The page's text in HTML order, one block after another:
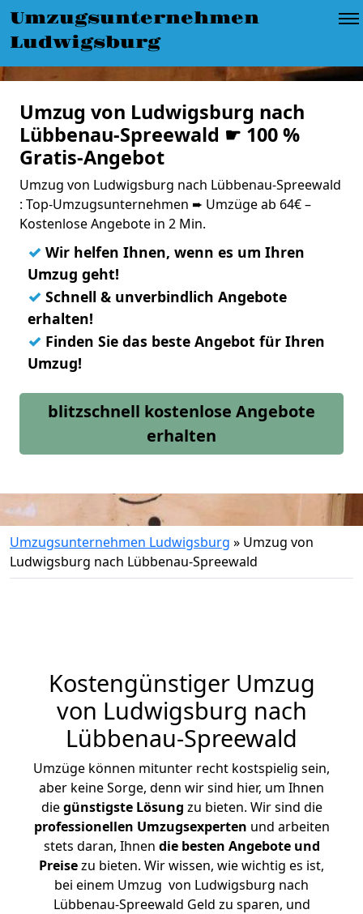
Umzugsunternehmen
Ludwigsburg
Umzug von Ludwigsburg nach
Lübbenau-Spreewald ☛ 100 %
Gratis-Angebot
Umzug von Ludwigsburg nach Lübbenau-Spreewald
: Top-Umzugsunternehmen ➨ Umzüge ab 64€ –
Kostenlose Angebote in 2 Min.
✓ Wir helfen Ihnen, wenn es um Ihren
Umzug geht!
✓ Schnell & unverbindlich Angebote
erhalten!
✓ Finden Sie das beste Angebot für Ihren
Umzug!
blitzschnell kostenlose Angebote
erhalten
Umzugsunternehmen Ludwigsburg » Umzug von
Ludwigsburg nach Lübbenau-Spreewald
Kostengünstiger Umzug
von Ludwigsburg nach
Lübbenau-Spreewald
Umzüge können mitunter recht kostspielig sein,
aber keine Sorge, denn wir sind hier, um Ihnen
diegünstigste Lösung zu bieten. Wir sind die
professionellen Umzugsexperten und arbeiten
stets daran, Ihnen die besten Angebote und
Preisezu bieten. Wir wissen, wie wichtig es ist,
bei einem Umzug von Ludwigsburg nach
Lübbenau-Spreewald Geld zu sparen, und